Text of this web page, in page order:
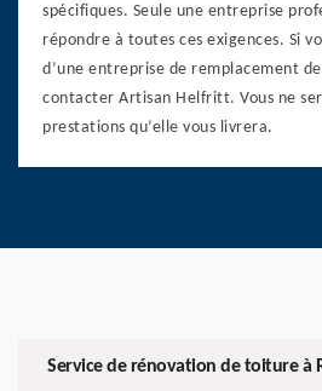
spécifiques. Seule une entreprise
répondre à toutes ces exigences. Si
d’une entreprise de remplacement
contacter Artisan Helfritt. Vous ne
prestations qu’elle vous livrera.
Service de rénovation de toiture à